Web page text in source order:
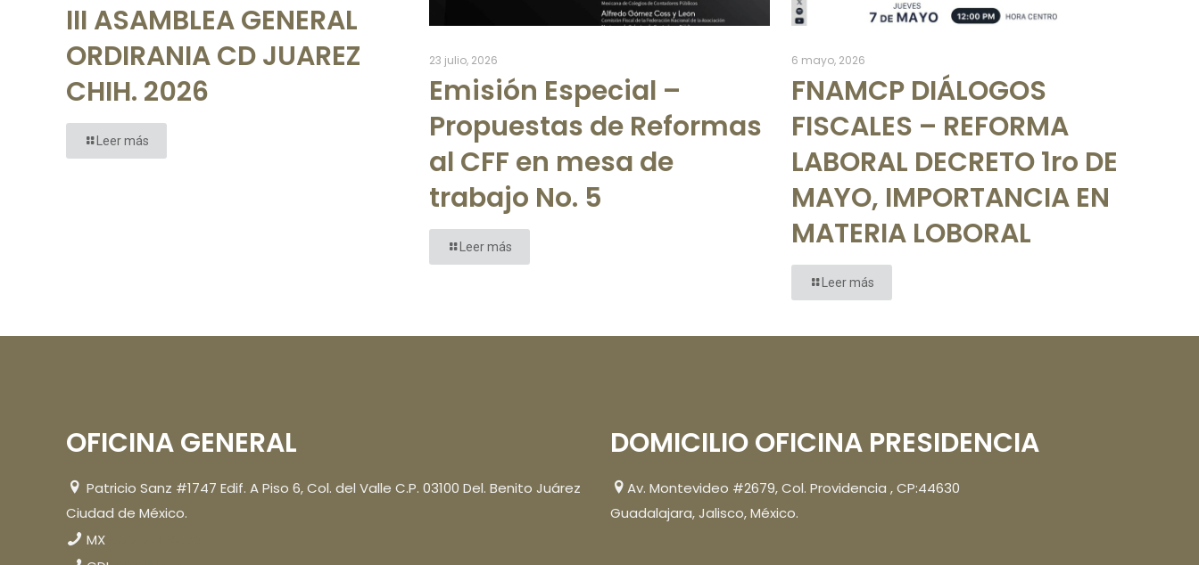
III ASAMBLEA GENERAL
ORDIRANIA CD JUAREZ
CHIH. 2026
Leer más
23 julio, 2026
Emisión Especial –
Propuestas de Reformas
al CFF en mesa de
trabajo No. 5
Leer más
6 mayo, 2026
FNAMCP DIÁLOGOS
FISCALES – REFORMA
LABORAL DECRETO 1ro DE
MAYO, IMPORTANCIA EN
MATERIA LOBORAL
Leer más
OFICINA GENERAL
Patricio Sanz #1747 Edif. A Piso 6, Col. del Valle C.P. 03100 Del. Benito Juárez
Ciudad de México.
MX
DOMICILIO OFICINA PRESIDENCIA
Av. Montevideo #2679, Col. Providencia , CP:44630
Guadalajara, Jalisco, México.